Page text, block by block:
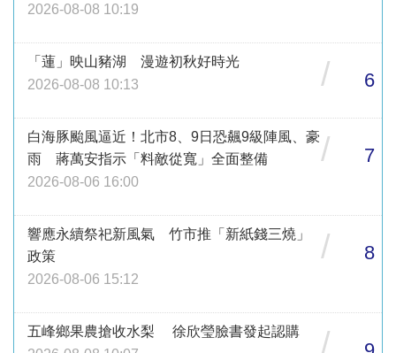
2026-08-08 10:19
「蓮」映山豬湖 漫遊初秋好時光
2026-08-08 10:13
/ 6
白海豚颱風逼近！北市8、9日恐飆9級陣風、豪
雨 蔣萬安指示「料敵從寬」全面整備
2026-08-06 16:00
/ 7
響應永續祭祀新風氣 竹市推「新紙錢三燒」
政策
2026-08-06 15:12
/ 8
五峰鄉果農搶收水梨 徐欣瑩臉書發起認購
/